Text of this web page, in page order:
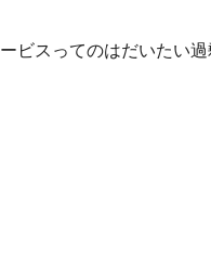
スってのはだいたい過